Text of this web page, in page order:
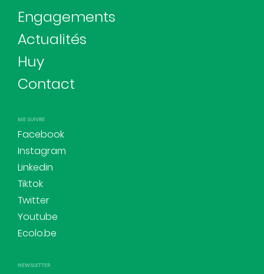
Engagements
Actualités
Huy
Contact
ME SUIVRE
Facebook
Instagram
Linkedin
Tiktok
Twitter
Youtube
Ecolo.be
NEWSLETTER